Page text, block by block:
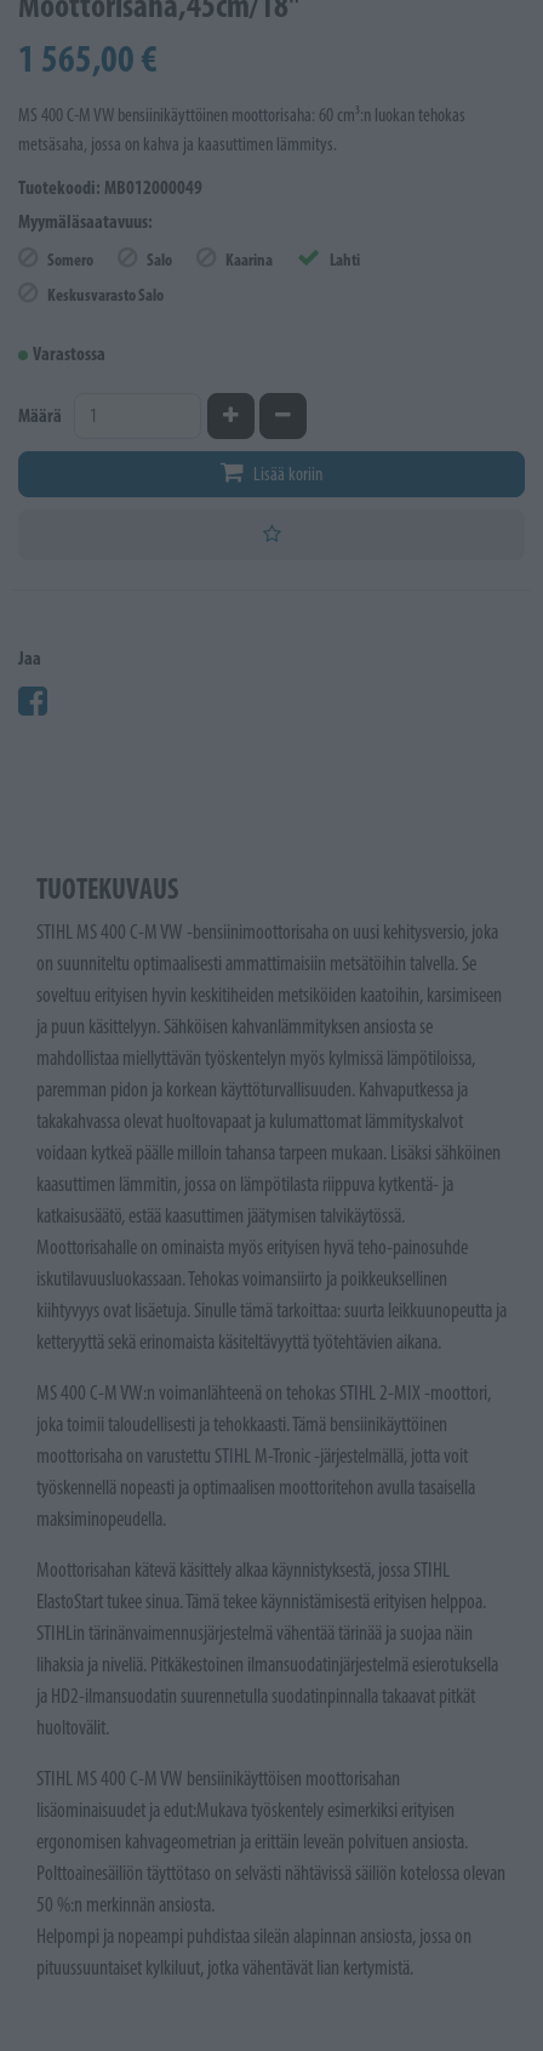
1 565,00 €
MS 400 C-M VW bensiinikäyttöinen moottorisaha: 60 cm³:n luokan tehokas
metsäsaha, jossa on kahva ja kaasuttimen lämmitys.
Tuotekoodi: MB012000049
Myymäläsaatavuus:
Somero Salo Kaarina
Lahti
Keskusvarasto Salo
Varastossa
Määrä Kasvata määrääVähennä määrää
Lisää koriin
Jaa
TUOTEKUVAUS
STIHL MS 400 C-M VW -bensiinimoottorisaha on uusi kehitysversio, joka
on suunniteltu optimaalisesti ammattimaisiin metsätöihin talvella. Se
soveltuu erityisen hyvin keskitiheiden metsiköiden kaatoihin, karsimiseen
ja puun käsittelyyn. Sähköisen kahvanlämmityksen ansiosta se
mahdollistaa miellyttävän työskentelyn myös kylmissä lämpötiloissa,
paremman pidon ja korkean käyttöturvallisuuden. Kahvaputkessa ja
takakahvassa olevat huoltovapaat ja kulumattomat lämmityskalvot
voidaan kytkeä päälle milloin tahansa tarpeen mukaan. Lisäksi sähköinen
kaasuttimen lämmitin, jossa on lämpötilasta riippuva kytkentä- ja
katkaisusäätö, estää kaasuttimen jäätymisen talvikäytössä.
Moottorisahalle on ominaista myös erityisen hyvä teho-painosuhde
iskutilavuusluokassaan. Tehokas voimansiirto ja poikkeuksellinen
kiihtyvyys ovat lisäetuja. Sinulle tämä tarkoittaa: suurta leikkuunopeutta ja
ketteryyttä sekä erinomaista käsiteltävyyttä työtehtävien aikana.
MS 400 C-M VW:n voimanlähteenä on tehokas STIHL 2-MIX -moottori,
joka toimii taloudellisesti ja tehokkaasti. Tämä bensiinikäyttöinen
moottorisaha on varustettu STIHL M-Tronic -järjestelmällä, jotta voit
työskennellä nopeasti ja optimaalisen moottoritehon avulla tasaisella
maksiminopeudella.
Moottorisahan kätevä käsittely alkaa käynnistyksestä, jossa STIHL
ElastoStart tukee sinua. Tämä tekee käynnistämisestä erityisen helppoa.
STIHLin tärinänvaimennusjärjestelmä vähentää tärinää ja suojaa näin
lihaksia ja niveliä. Pitkäkestoinen ilmansuodatinjärjestelmä esierotuksella
ja HD2-ilmansuodatin suurennetulla suodatinpinnalla takaavat pitkät
huoltovälit.
STIHL MS 400 C-M VW bensiinikäyttöisen moottorisahan
lisäominaisuudet ja edut:Mukava työskentely esimerkiksi erityisen
ergonomisen kahvageometrian ja erittäin leveän polvituen ansiosta.
Polttoainesäiliön täyttötaso on selvästi nähtävissä säiliön kotelossa olevan
50 %:n merkinnän ansiosta.
Helpompi ja nopeampi puhdistaa sileän alapinnan ansiosta, jossa on
pituussuuntaiset kylkiluut, jotka vähentävät lian kertymistä.